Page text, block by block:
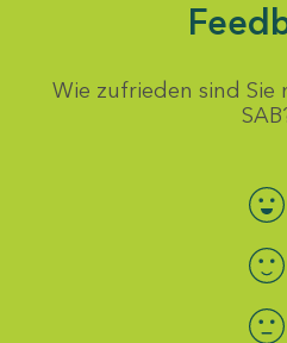
Wie zufrieden sind